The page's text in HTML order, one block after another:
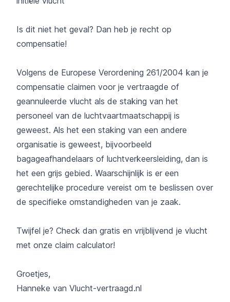
Is dit niet het geval? Dan heb je recht op
compensatie!
Volgens de Europese Verordening 261/2004 kan je
compensatie claimen voor je vertraagde of
geannuleerde vlucht als de staking van het
personeel van de luchtvaartmaatschappij is
geweest. Als het een staking van een andere
organisatie is geweest, bijvoorbeeld
bagageafhandelaars of luchtverkeersleiding, dan is
het een grijs gebied. Waarschijnlijk is er een
gerechtelijke procedure vereist om te beslissen over
de specifieke omstandigheden van je zaak.
Twijfel je? Check dan gratis en vrijblijvend je vlucht
met onze claim calculator!
Groetjes,
Hanneke van Vlucht-vertraagd.nl